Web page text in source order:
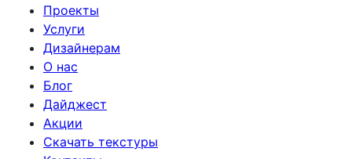
Проекты
Услуги
Дизайнерам
О нас
Блог
Дайджест
Акции
Скачать текстуры